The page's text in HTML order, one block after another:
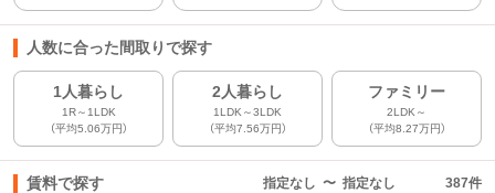
人数に合った間取りで探す
1人暮らし
1R～1LDK
（平均5.06万円）
2人暮らし
1LDK～3LDK
（平均7.56万円）
ファミリー
2LDK～
（平均8.27万円）
賃料で探す 指定なし 〜 指定なし 387件